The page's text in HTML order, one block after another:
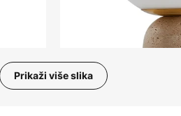
Prikaži više slika